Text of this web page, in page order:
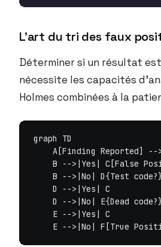
L’art du tri des faux
Déterminer si un résultat
nécessite les capacités
Holmes combinées à la
graph TD
A[Finding Reported]
B -->|Yes| C[False
B -->|No| D{Test
    D -->|Yes| C
D -->|No| E{Dead
    E -->|Yes| C